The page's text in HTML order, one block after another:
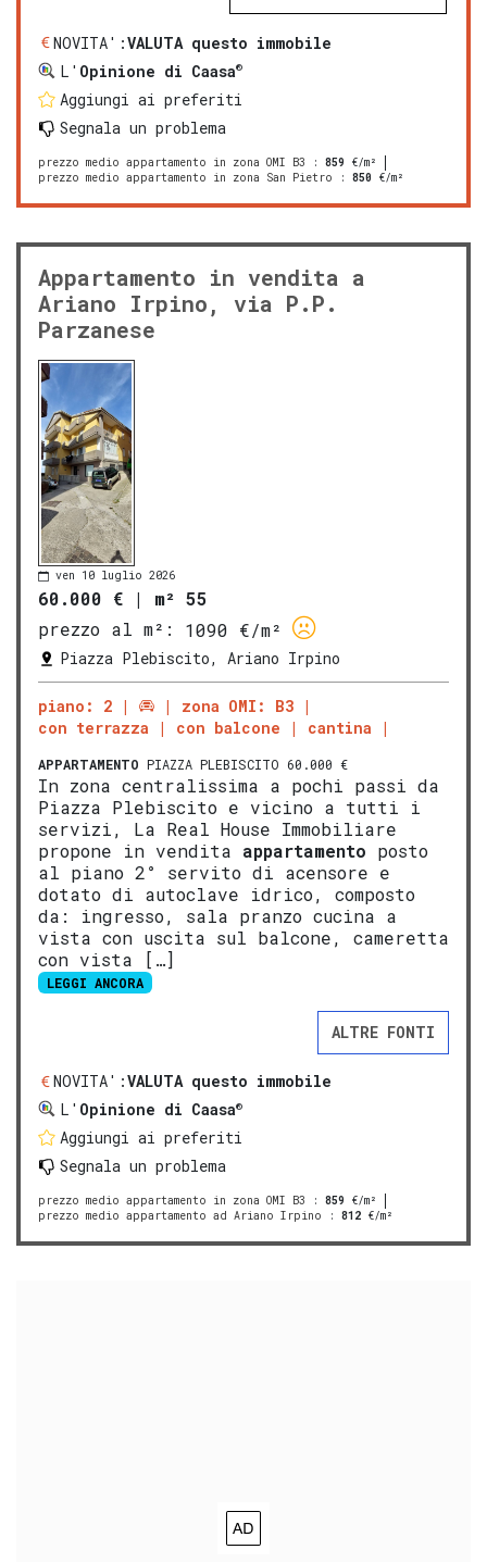
NOVITA':VALUTA questo immobile
L' Opinione di Caasa®
Aggiungi ai preferiti
Segnala un problema
prezzo medio appartamento in zona OMI B3 : 859 €/m²
prezzo medio appartamento in zona San Pietro : 850 €/m²
Appartamento in vendita a
Ariano Irpino, via P.P.
Parzanese
ven 10 luglio 2026
60.000 € | m² 55
prezzo al m²:
1090 €/m²
Piazza Plebiscito, Ariano Irpino
piano: 2
zona OMI: B3
con terrazza
con balcone cantina
APPARTAMENTO PIAZZA PLEBISCITO 60.000 €
In zona centralissima a pochi passi da
Piazza Plebiscito e vicino a tutti i
servizi, La Real House Immobiliare
propone in vendita appartamento posto
al piano 2° servito di acensore e
dotato di autoclave idrico, composto
da: ingresso, sala pranzo cucina a
vista con uscita sul balcone, cameretta
con vista […]
LEGGI ANCORA
ALTRE FONTI
NOVITA':VALUTA questo immobile
L' Opinione di Caasa®
Aggiungi ai preferiti
Segnala un problema
prezzo medio appartamento in zona OMI B3 : 859 €/m²
prezzo medio appartamento ad Ariano Irpino : 812 €/m²